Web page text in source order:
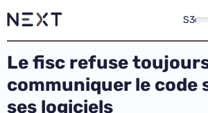
S3
Le fisc refuse
communiquer le code
ses logiciels